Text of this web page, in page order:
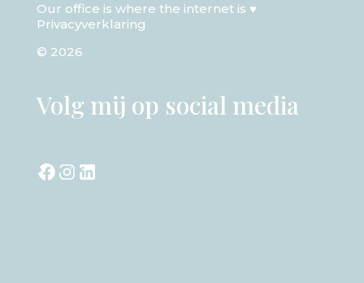
Our office is where the internet is ♥
Privacyverklaring
© 2026
Volg mij op social media
Facebook
Instagram
LinkedIn